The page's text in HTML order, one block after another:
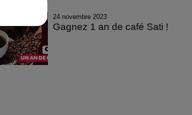
24 novembre 2023
Gagnez 1 an de café Sati !